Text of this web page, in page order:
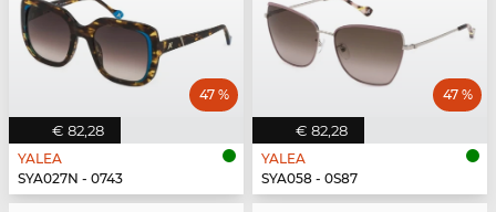
€ 82,28
47 %
YALEA
SYA027N - 0743
€ 82,28
47 %
YALEA
SYA058 - 0S87